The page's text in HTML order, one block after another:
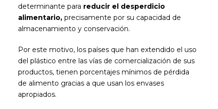
determinante para reducir el desperdicio
alimentario, precisamente por su capacidad de
almacenamiento y conservación.
Por este motivo, los países que han extendido el uso
del plástico entre las vías de comercialización de sus
productos, tienen porcentajes mínimos de pérdida
de alimento gracias a que usan los envases
apropiados.